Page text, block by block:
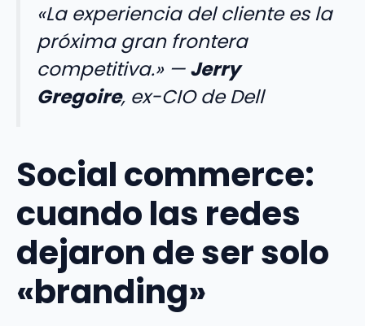
«La experiencia del cliente es la
próxima gran frontera
competitiva.»—Jerry
Gregoire, ex-CIO de Dell
Social commerce:
cuando las redes
dejaron de ser solo
«branding»